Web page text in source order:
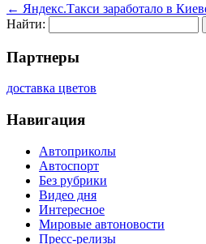
← Яндекс.Такси заработало в
Найти:
Партнеры
доставка цветов
Навигация
Автоприколы
Автоспорт
Без рубрики
Видео дня
Интересное
Мировые автоновости
Пресс-релизы